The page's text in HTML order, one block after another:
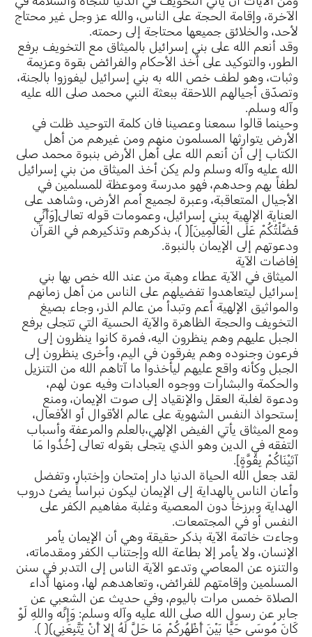
الآخرة، وإقامة الحجة على الناس، والله عز وجل غير محتاج
لأحد، والخلائق جميعها محتاجة إلى رحمته.
وقد أنعم الله على بني إسرائيل بالميثاق مع التخويف برفع
الطور، والتوكيد على أخذ الأحكام والفرائض بقوة وعزيمة
وثبات، وهو لطف خص الله به بني إسرائيل ليفوزوا بالجنة،
وتصدّق أجيالهم اللاحقة ببعثة النبي محمد صلى الله عليه
وآله وسلم.
وحينما قالوا سمعنا وعصينا فان كلمة التوحيد ظلت في
الأرض يتوارثها المسلمون منهم ومن غيرهم من أهل
الكتاب إلى أن أنعم الله على أهل الأرض بنبوة محمد صلى
الله عليه وآله وسلم ولم يكن أخذ الميثاق من بني إسرائيل
لطفاً بهم وحدهم، فهو مدرسة وموعظة للمسلمين في
الأجيال المتعاقبة، وعبرة لجميع أمم الأرض، وشاهد على
العناية الإلهية ببني إسرائيل، وعمومات قوله تعالى[وَأَنِّي
فَضَّلْتُكُمْ عَلَى الْعَالَمِينَ]( )، بذكرهم وتذكيرهم في القرآن
ودعوتهم إلى الإيمان بالنبوة.
إفاضات الآية
الميثاق في الآية عطاء وهبة من عند الله خص بها بني
إسرائيل ليتعاهدوا تفضيلهم على الناس من أهل زمانهم
والمواثيق الإلهية أعم وتبدأ من عالم الذر، وجاء بصيغ
التخويف والحجة الظاهرة والآية الحسية التي تتجلى برفع
الجبل عليهم وهم ينظرون اليه، فمرة كانوا ينظرون إلى
فرعون وجنوده وهم يفرقون في اليم، وأخرى ينظرون إلى
الجبل وكأنه واقع عليهم ليأخذوا ما آتاهم الله من التنزيل
والحكمة والبشارات ووجوه العبادات وفيه عون لهم،
ودعوة لغلبة العقل والإنقياد إلى صوت الإيمان، ومنع
إستحواذ النفس الشهوية على عالم الأقوال أو الأفعال،
ومع الميثاق يأتي الفيض الإلهي،بالعلم والمرعفة وأسباب
التفقه في الدين وهو الذي يتجلى بقوله تعالى [خُذُوا مَا
آتَيْنَاكُمْ بِقُوَّةٍ].
لقد جعل الله الحياة الدنيا دار إمتحان وإختبار، وتفضل
وأعان الناس بالهداية إلى الإيمان ليكون نبراساً يضئ دروب
الهداية وبرزخاً دون المعصية وغلبة مفاهيم الكفر على
النفس أو في المجتمعات.
وجاءت خاتمة الآية بذكر حقيقة وهي أن الإيمان يأمر
الإنسان، ولا يأمر إلا بطاعة الله وإجتناب الكفر ومقدماته،
والتنزه عن المعاصي وتدعو الآية الناس إلى التدبر في سنن
المسلمين وإقامتهم للفرائض، وتعاهدهم لها، ومنها أداء
الصلاة خمس مرات باليوم، وفي حديث عن الشعبي عن
جابر عن رسول الله صلى الله عليه وآله وسلم: وَإِنَّه واللهِ لَوْ
كَانَ مُوسَى حَيًّا بَيْنَ أَظْهُرِكُمْ مَا حَلَّ لَهُ إِلا أَنْ يَتَّبِعَنِي)( ).